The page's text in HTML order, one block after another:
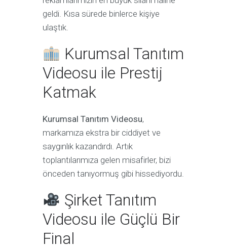
geldi. Kısa sürede binlerce kişiye
ulaştık.
Kurumsal Tanıtım
Videosu ile Prestij
Katmak
Kurumsal Tanıtım Videosu,
markamıza ekstra bir ciddiyet ve
saygınlık kazandırdı. Artık
toplantılarımıza gelen misafirler, bizi
önceden tanıyormuş gibi hissediyordu.
Şirket Tanıtım
Videosu ile Güçlü Bir
Final